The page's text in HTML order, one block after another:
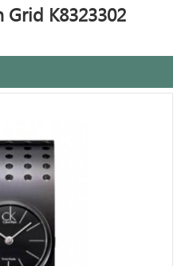
Grid K8323302